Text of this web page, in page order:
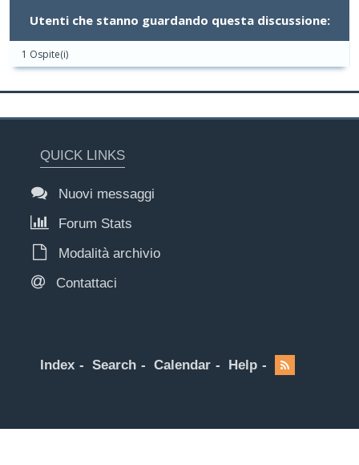
Utenti che stanno guardando questa discussione:
1 Ospite(i)
QUICK LINKS
Nuovi messaggi
Forum Stats
Modalità archivio
Contattaci
Index Search Calendar Help